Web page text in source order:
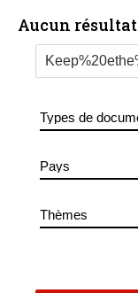
Aucun résultat